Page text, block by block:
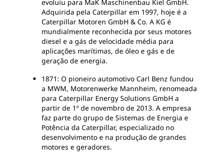
evoluiu para MaK Maschinenbau Kiel GmbH.
Adquirida pela Caterpillar em 1997, hoje é a
Caterpillar Motoren GmbH & Co. A KG é
mundialmente reconhecida por seus motores
diesel e a gás de velocidade média para
aplicações marítimas, de óleo e gás e de
geração de energia.
1871: O pioneiro automotivo Carl Benz fundou
a MWM, Motorenwerke Mannheim, renomeada
para Caterpillar Energy Solutions GmbH a
partir de 1º de novembro de 2013. A empresa
faz parte do grupo de Sistemas de Energia e
Potência da Caterpillar, especializado no
desenvolvimento e na produção de grandes
motores e geradores.